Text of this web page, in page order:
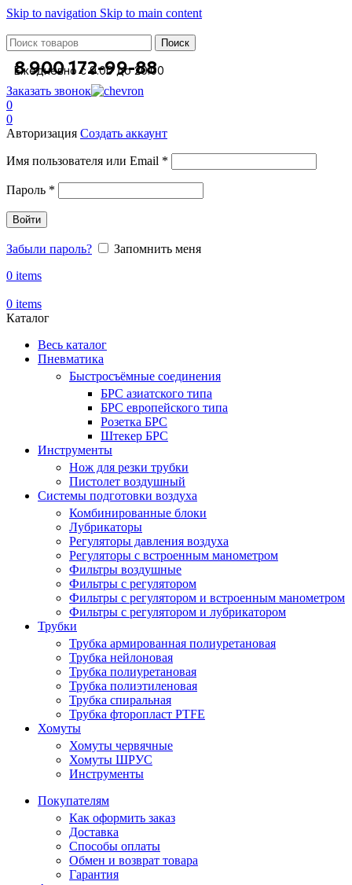
Skip to navigation Skip to main content
Поиск
8 900 172-99-88
Ежедневно с 9.00 до 20.00
Заказать звонок
0
0
Авторизация Создать аккаунт
Имя пользователя или Email *
Пароль *
Войти
Забыли пароль?
Запомнить меня
0 items
0 items
Каталог
Весь каталог
Пневматика
Быстросъёмные соединения
БРС азиатского типа
БРС европейского типа
Розетка БРС
Штекер БРС
Инструменты
Нож для резки трубки
Пистолет воздушный
Системы подготовки воздуха
Комбинированные блоки
Лубрикаторы
Регуляторы давления воздуха
Регуляторы с встроенным манометром
Фильтры воздушные
Фильтры с регулятором
Фильтры с регулятором и встроенным манометром
Фильтры с регулятором и лубрикатором
Трубки
Трубка армированная полиуретановая
Трубка нейлоновая
Трубка полиуретановая
Трубка полиэтиленовая
Трубка спиральная
Трубка фторопласт PTFE
Хомуты
Хомуты червячные
Хомуты ШРУС
Инструменты
Покупателям
Как оформить заказ
Доставка
Способы оплаты
Обмен и возврат товара
Гарантия